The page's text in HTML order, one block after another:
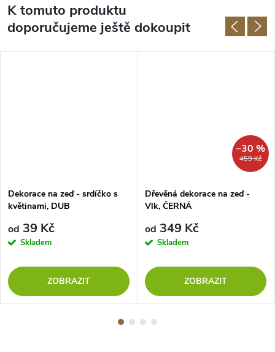
K tomuto produktu
doporučujeme ještě dokoupit
Dekorace na zeď - srdíčko s
květinami, DUB
od 39 Kč
Skladem
ZOBRAZIT
459 Kč
–30 %
Dřevěná dekorace na zeď -
Vlk, ČERNÁ
od 349 Kč
Skladem
ZOBRAZIT